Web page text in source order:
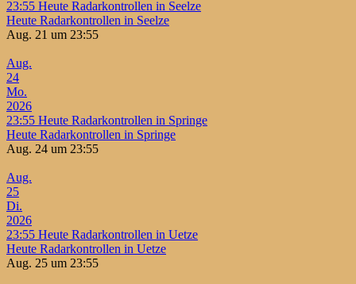
23:55 Heute Radarkontrollen in Seelze
Heute Radarkontrollen in Seelze
Aug. 21 um 23:55
Aug.
24
Mo.
2026
23:55 Heute Radarkontrollen in Springe
Heute Radarkontrollen in Springe
Aug. 24 um 23:55
Aug.
25
Di.
2026
23:55 Heute Radarkontrollen in Uetze
Heute Radarkontrollen in Uetze
Aug. 25 um 23:55